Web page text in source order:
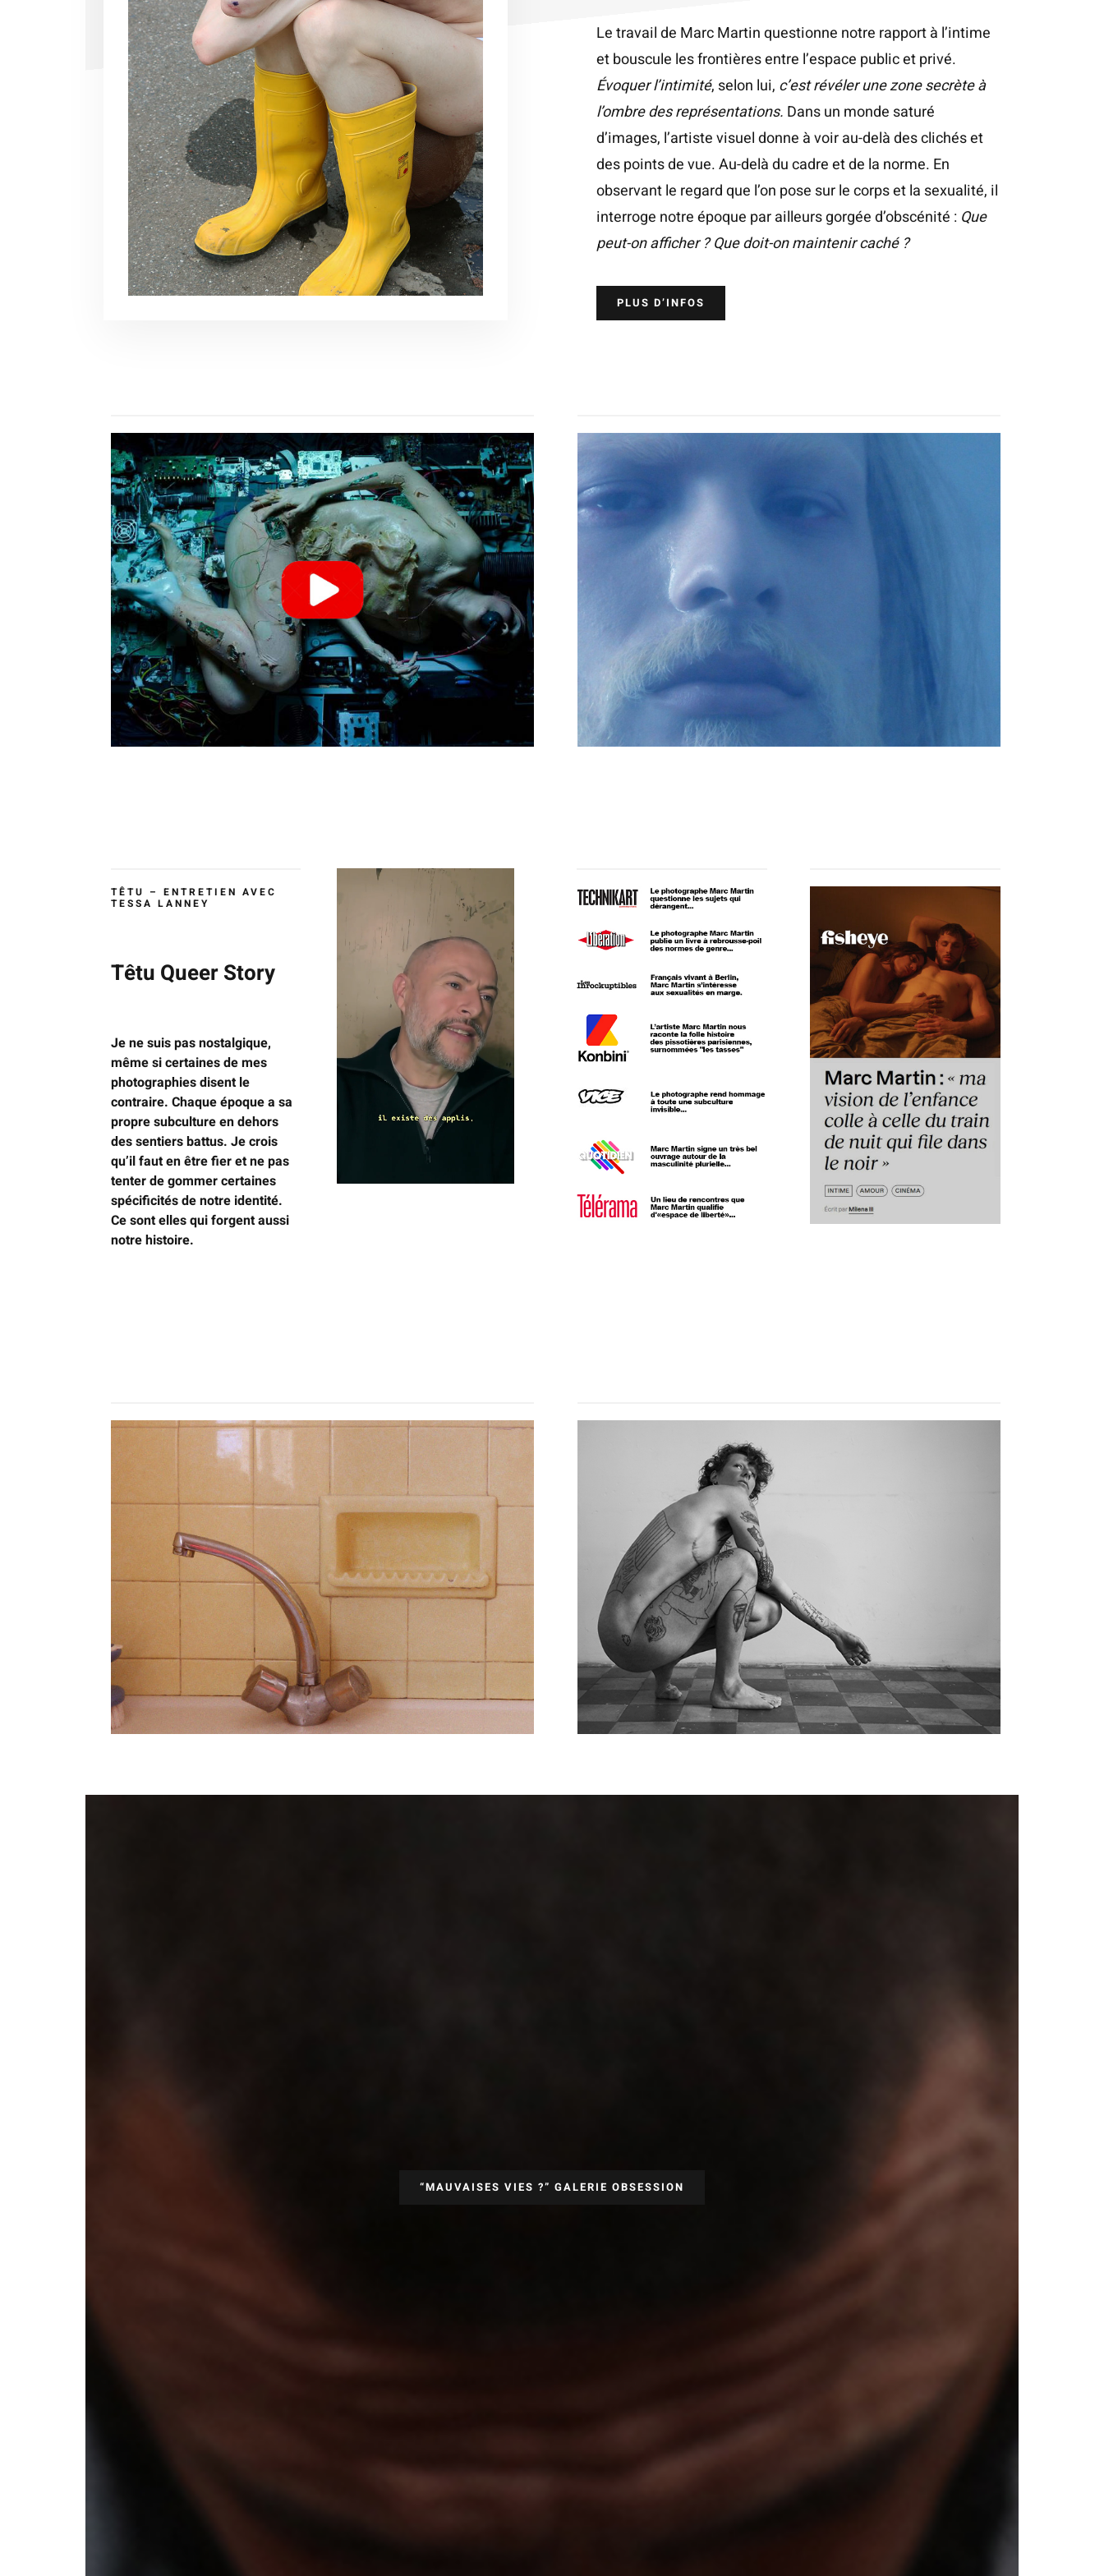
Le travail de Marc Martin questionne notre rapport à l’intime
et bouscule les frontières entre l’espace public et privé.
Évoquer l’intimité, selon lui, c’est révéler une zone secrète à
l’ombre des représentations. Dans un monde saturé
d’images, l’artiste visuel donne à voir au-delà des clichés et
des points de vue. Au-delà du cadre et de la norme. En
observant le regard que l’on pose sur le corps et la sexualité, il
interroge notre époque par ailleurs gorgée d’obscénité : Que
peut-on afficher ? Que doit-on maintenir caché ?
PLUS D’INFOS
TÊTU – ENTRETIEN AVEC
TESSA LANNEY
Têtu Queer Story
Je ne suis pas nostalgique,
même si certaines de mes
photographies disent le
contraire. Chaque époque a sa
propre subculture en dehors
des sentiers battus. Je crois
qu’il faut en être fier et ne pas
tenter de gommer certaines
spécificités de notre identité.
Ce sont elles qui forgent aussi
notre histoire.
“MAUVAISES VIES ?” GALERIE OBSESSION